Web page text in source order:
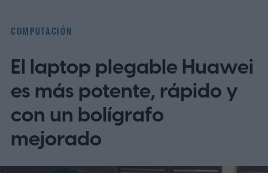
por ciento.
COMPUTACIÓN
El laptop plegable Huawei
es más potente, rápido y
con un bolígrafo
mejorado